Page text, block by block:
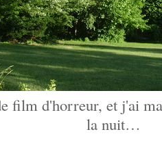
film d'horreur, et j'ai
la nuit…